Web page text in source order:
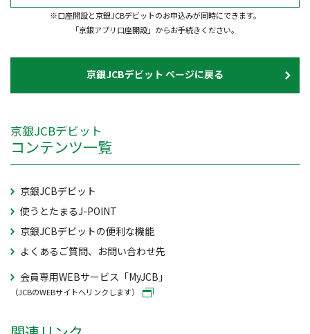
※口座開設と京銀JCBデビットのお申込みが同時にできます。
「京銀アプリ口座開設」からお手続きください。
京銀JCBデビット ページに戻る
京銀JCBデビット
コンテンツ一覧
京銀JCBデビット
使うとたまるJ-POINT
京銀JCBデビットの便利な機能
よくあるご質問、お問い合わせ先
会員専用WEBサービス「MyJCB」
（JCBのWEBサイトへリンクします）